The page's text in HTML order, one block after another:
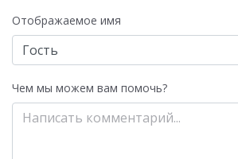
Отображаемое имя
Чем мы можем вам помочь?